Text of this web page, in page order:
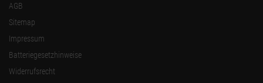
AGB
Sitemap
Impressum
Batteriegesetzhinweise
Widerrufsrecht